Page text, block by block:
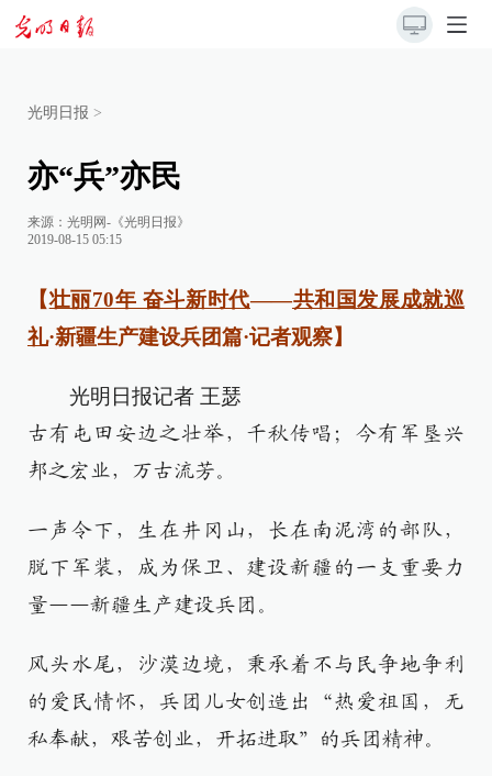
光明日报 >
亦“兵”亦民
来源： 光明网-《光明日报》
2019-08-15 05:15
【壮丽70年 奋斗新时代——共和国发展成就巡
礼·新疆生产建设兵团篇·记者观察】
光明日报记者 王瑟
古有屯田安边之壮举，千秋传唱；今有军垦兴
邦之宏业，万古流芳。
一声令下，生在井冈山，长在南泥湾的部队，
脱下军装，成为保卫、建设新疆的一支重要力
量——新疆生产建设兵团。
风头水尾，沙漠边境，秉承着不与民争地争利
的爱民情怀，兵团儿女创造出“热爱祖国，无
私奉献，艰苦创业，开拓进取”的兵团精神。